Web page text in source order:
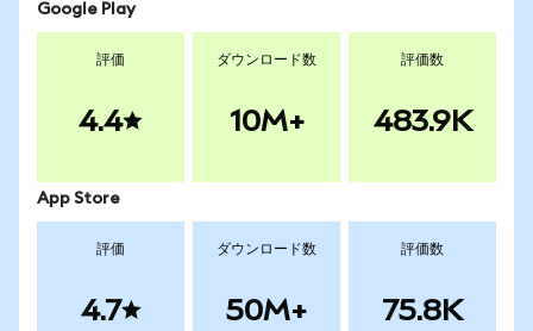
Google Play
評価
4.4
ダウンロード数
10M+
評価数
483.9K
App Store
評価
4.7
ダウンロード数
50M+
評価数
75.8K